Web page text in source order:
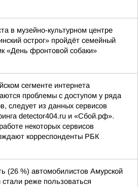
в музейно-культурном центре
острог» пройдёт семейный
«День фронтовой собаки»
сегменте интернета
проблемы с доступом у ряда
следует из данных сервисов
detector404.ru и «Сбой.рф».
некоторых сервисов
корреспонденты РБК
(26 %) автомобилистов Амурской
стали реже пользоваться